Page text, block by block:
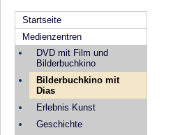
Startseite
Medienzentren
DVD mit Film und
Bilderbuchkino
Bilderbuchkino mit
Dias
Erlebnis Kunst
Geschichte